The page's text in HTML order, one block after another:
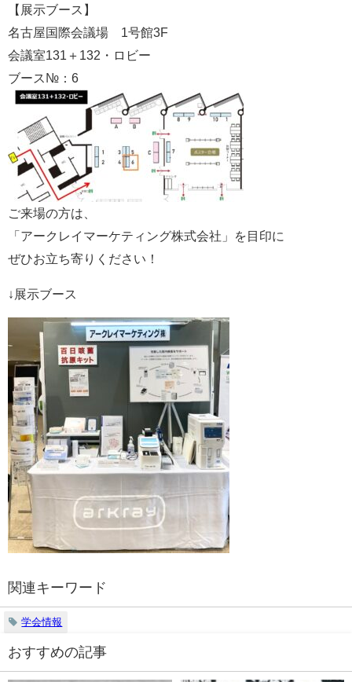
【展示ブース】
名古屋国際会議場 1号館3F
会議室131＋132・ロビー
ブース№：6
ご来場の方は、
「アークレイマーケティング株式会社」を目印に
ぜひお立ち寄りください！
↓展示ブース
関連キーワード
学会情報
おすすめの記事